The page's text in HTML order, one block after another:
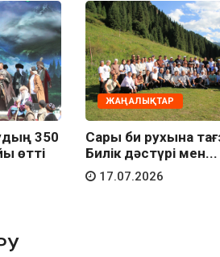
350
өтті
ЖАҢАЛЫҚТАР
Сары би рухына
Билік дәстүрі мен...
17.07.2026